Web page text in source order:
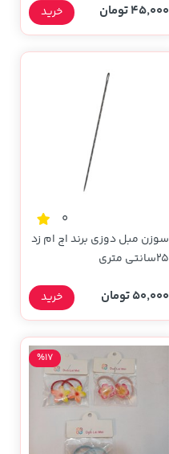
45,000 تومان خرید
0
سوزن مبل دوزی برند اچ ام زد
25سانتی متری
50,000 تومان خرید
%17